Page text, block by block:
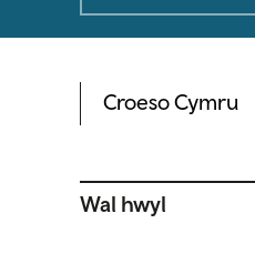
Croeso Cymru
Wal hwyl